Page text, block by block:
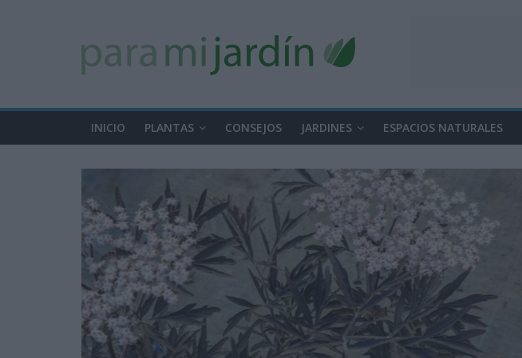
INICIO PLANTAS CONSEJOS JARDINES ESPACIOS NATURALES